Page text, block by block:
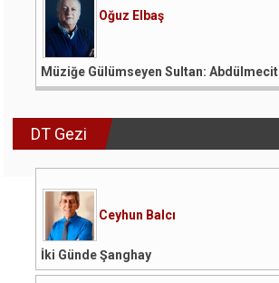
Oğuz Elbaş
Müziğe Gülümseyen Sultan: Abdülmecit
DT Gezi
Ceyhun Balcı
İki Günde Şanghay